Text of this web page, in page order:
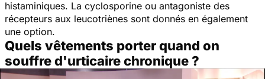
histaminiques. La cyclosporine ou antagoniste des
récepteurs aux leucotriènes sont donnés en également
une option.
Quels vêtements porter quand on
souffre d'urticaire chronique ?